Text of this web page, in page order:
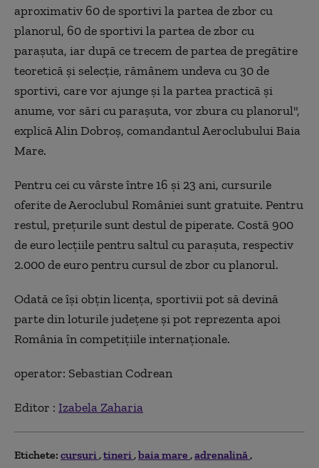
aproximativ 60 de sportivi la partea de zbor cu
planorul, 60 de sportivi la partea de zbor cu
parașuta, iar după ce trecem de partea de pregătire
teoretică și selecție, rămânem undeva cu 30 de
sportivi, care vor ajunge și la partea practică și
anume, vor sări cu parașuta, vor zbura cu planorul",
explică Alin Dobroș, comandantul Aeroclubului Baia
Mare.
Pentru cei cu vârste între 16 și 23 ani, cursurile
oferite de Aeroclubul României sunt gratuite. Pentru
restul, prețurile sunt destul de piperate. Costă 900
de euro lecțiile pentru saltul cu parașuta, respectiv
2.000 de euro pentru cursul de zbor cu planorul.
Odată ce își obțin licența, sportivii pot să devină
parte din loturile județene și pot reprezenta apoi
România în competițiile internaționale.
operator: Sebastian Codrean
Editor : Izabela Zaharia
Etichete: cursuri tineri baia mare adrenalină